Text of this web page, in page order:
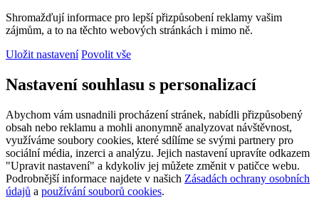
Shromažďují informace pro lepší přizpůsobení reklamy vašim
zájmům, a to na těchto webových stránkách i mimo ně.
Uložit nastavení Povolit vše
Nastavení souhlasu s personalizací
Abychom vám usnadnili procházení stránek, nabídli přizpůsobený
obsah nebo reklamu a mohli anonymně analyzovat návštěvnost,
využíváme soubory cookies, které sdílíme se svými partnery pro
sociální média, inzerci a analýzu. Jejich nastavení upravíte odkazem
"Upravit nastavení" a kdykoliv jej můžete změnit v patičce webu.
Podrobnější informace najdete v našich Zásadách ochrany osobních
údajů a používání souborů cookies.